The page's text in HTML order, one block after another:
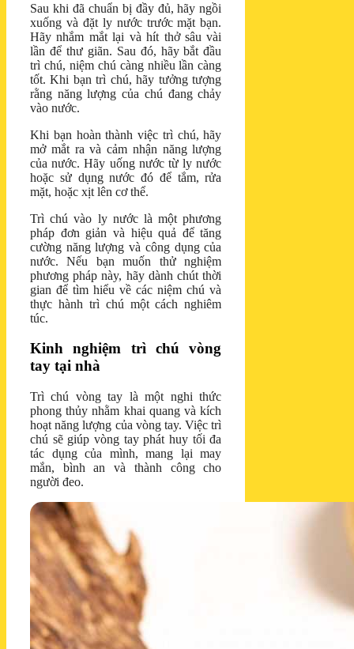
Sau khi đã chuẩn bị đầy đủ, hãy ngồi
xuống và đặt ly nước trước mặt bạn.
Hãy nhắm mắt lại và hít thở sâu vài
lần để thư giãn. Sau đó, hãy bắt đầu
trì chú, niệm chú càng nhiều lần càng
tốt. Khi bạn trì chú, hãy tưởng tượng
rằng năng lượng của chú đang chảy
vào nước.
Khi bạn hoàn thành việc trì chú, hãy
mở mắt ra và cảm nhận năng lượng
của nước. Hãy uống nước từ ly nước
hoặc sử dụng nước đó để tắm, rửa
mặt, hoặc xịt lên cơ thể.
Trì chú vào ly nước là một phương
pháp đơn giản và hiệu quả để tăng
cường năng lượng và công dụng của
nước. Nếu bạn muốn thử nghiệm
phương pháp này, hãy dành chút thời
gian để tìm hiểu về các niệm chú và
thực hành trì chú một cách nghiêm
túc.
Kinh nghiệm trì chú vòng
tay tại nhà
Trì chú vòng tay là một nghi thức
phong thủy nhằm khai quang và kích
hoạt năng lượng của vòng tay. Việc trì
chú sẽ giúp vòng tay phát huy tối đa
tác dụng của mình, mang lại may
mắn, bình an và thành công cho
người đeo.